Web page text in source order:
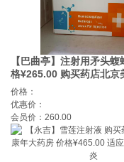
【巴曲亭】注射用矛头
格¥265.00 购买药店北京
药房 适应症止血
价格：
优惠价：
会员价：260.00